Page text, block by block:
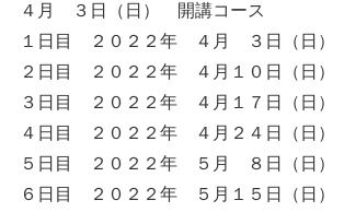
４月 ３日（日） 開講コース
１日目 ２０２２年 ４月 ３日（日）
２日目 ２０２２年 ４月１０日（日）
３日目 ２０２２年 ４月１７日（日）
４日目 ２０２２年 ４月２４日（日）
５日目 ２０２２年 ５月 ８日（日）
６日目 ２０２２年 ５月１５日（日）